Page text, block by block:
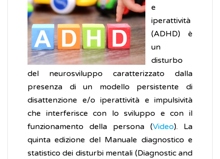
e
iperattività
(ADHD) è
un
disturbo
del neurosviluppo caratterizzato dalla
presenza di un modello persistente di
disattenzione e/o iperattività e impulsività
che interferisce con lo sviluppo e con il
funzionamento della persona (Video). La
quinta edizione del Manuale diagnostico e
statistico dei disturbi mentali (Diagnostic and